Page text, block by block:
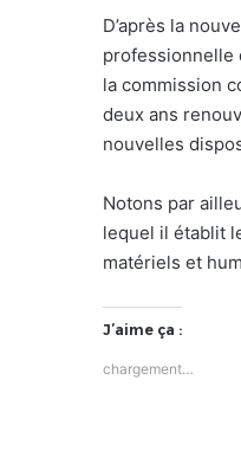
D’après la
professionnelle
la commission
deux ans
nouvelles
Notons par
lequel il établit
matériels et
J’aime ça :
chargement…